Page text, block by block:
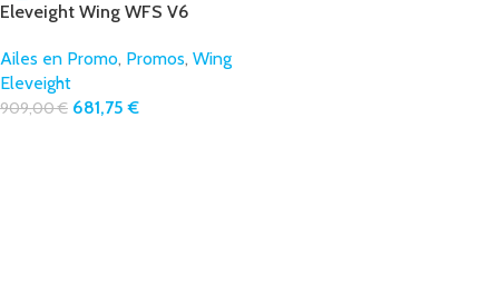
Eleveight Wing WFS V6
Ailes en Promo, Promos, Wing
Eleveight
909,00€ 681,75€